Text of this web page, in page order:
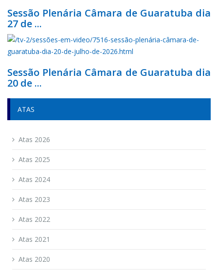
Sessão Plenária Câmara de Guaratuba dia
27 de ...
Sessão Plenária Câmara de Guaratuba dia
20 de ...
ATAS
Atas 2026
Atas 2025
Atas 2024
Atas 2023
Atas 2022
Atas 2021
Atas 2020